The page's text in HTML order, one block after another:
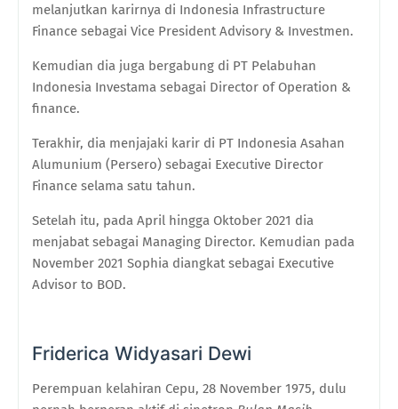
melanjutkan karirnya di Indonesia Infrastructure
Finance sebagai Vice President Advisory & Investmen.
Kemudian dia juga bergabung di PT Pelabuhan
Indonesia Investama sebagai Director of Operation &
finance.
Terakhir, dia menjajaki karir di PT Indonesia Asahan
Alumunium (Persero) sebagai Executive Director
Finance selama satu tahun.
Setelah itu, pada April hingga Oktober 2021 dia
menjabat sebagai Managing Director. Kemudian pada
November 2021 Sophia diangkat sebagai Executive
Advisor to BOD.
Friderica Widyasari Dewi
Perempuan kelahiran Cepu, 28 November 1975, dulu